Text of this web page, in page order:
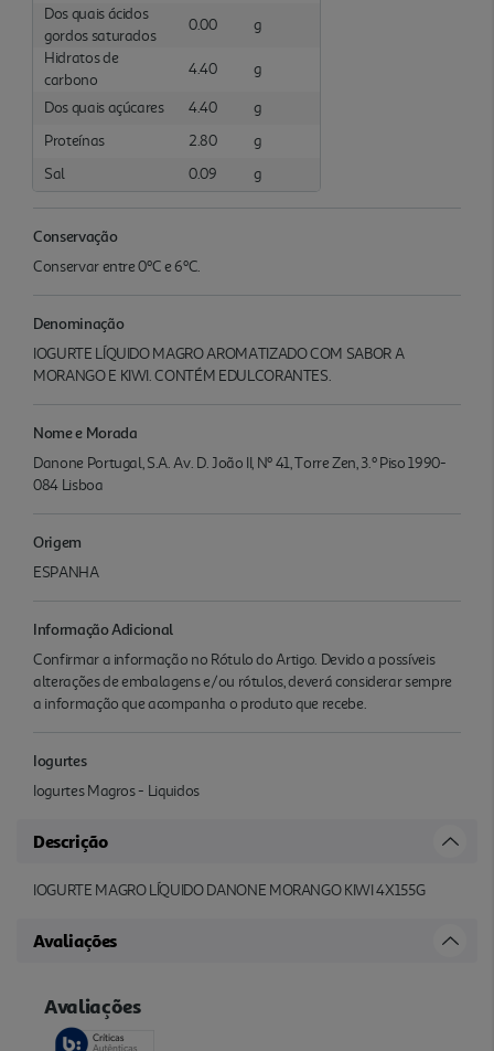
Dos quais ácidos
gordos saturados
0.00
g
Hidratos de
carbono
4.40 g
Dos quais açúcares 4.40
g
Proteínas
2.80
g
Sal
0.09 g
Conservação
Conservar entre 0ºC e 6ºC.
Denominação
IOGURTE LÍQUIDO MAGRO AROMATIZADO COM SABOR A
MORANGO E KIWI. CONTÉM EDULCORANTES.
Nome e Morada
Danone Portugal, S.A. Av. D. João II, Nº 41, Torre Zen, 3.º Piso 1990-
084 Lisboa
Origem
ESPANHA
Informação Adicional
Confirmar a informação no Rótulo do Artigo. Devido a possíveis
alterações de embalagens e/ou rótulos, deverá considerar sempre
a informação que acompanha o produto que recebe.
Iogurtes
Iogurtes Magros - Liquidos
Descrição
IOGURTE MAGRO LÍQUIDO DANONE MORANGO KIWI 4X155G
Avaliações